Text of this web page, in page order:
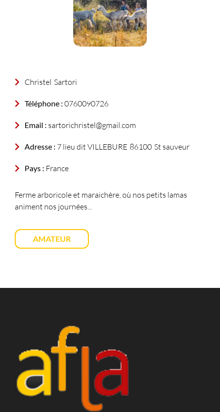
Christel Sartori
Téléphone : 0760090726
Email : sartorichristel@gmail.com
Adresse : 7 lieu dit VILLEBURE 86100 St sauveur
Pays : France
Ferme arboricole et maraichère, où nos petits lamas
animent nos journées...
AMATEUR